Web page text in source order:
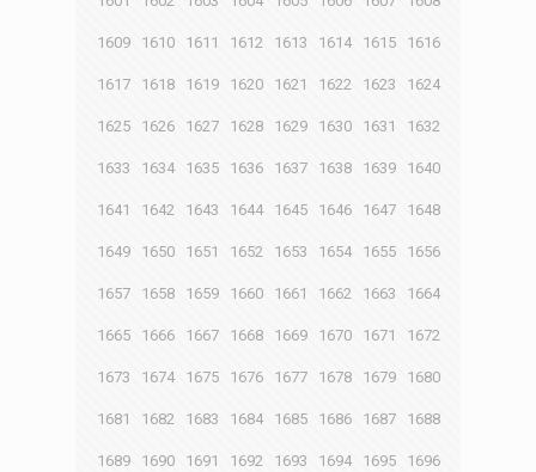
1609 1610 1611 1612 1613 1614 1615 1616
1617 1618 1619 1620 1621 1622 1623 1624
1625 1626 1627 1628 1629 1630 1631 1632
1633 1634 1635 1636 1637 1638 1639 1640
1641 1642 1643 1644 1645 1646 1647 1648
1649 1650 1651 1652 1653 1654 1655 1656
1657 1658 1659 1660 1661 1662 1663 1664
1665 1666 1667 1668 1669 1670 1671 1672
1673 1674 1675 1676 1677 1678 1679 1680
1681 1682 1683 1684 1685 1686 1687 1688
1689 1690 1691 1692 1693 1694 1695 1696